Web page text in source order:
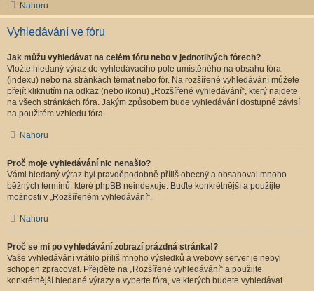
Nahoru
Vyhledávání ve fóru
Jak můžu vyhledávat na celém fóru nebo v jednotlivých fórech?
Vložte hledaný výraz do vyhledávacího pole umístěného na obsahu fóra
(indexu) nebo na stránkách témat nebo fór. Na rozšířené vyhledávání můžete
přejít kliknutím na odkaz (nebo ikonu) „Rozšířené vyhledávání“, který najdete
na všech stránkách fóra. Jakým způsobem bude vyhledávání dostupné závisí
na použitém vzhledu fóra.
Nahoru
Proč moje vyhledávání nic nenašlo?
Vámi hledaný výraz byl pravděpodobně příliš obecný a obsahoval mnoho
běžných termínů, které phpBB neindexuje. Buďte konkrétnější a použijte
možnosti v „Rozšířeném vyhledávání“.
Nahoru
Proč se mi po vyhledávání zobrazí prázdná stránka!?
Vaše vyhledávání vrátilo příliš mnoho výsledků a webový server je nebyl
schopen zpracovat. Přejděte na „Rozšířené vyhledávání“ a použijte
konkrétnější hledané výrazy a vyberte fóra, ve kterých budete vyhledávat.